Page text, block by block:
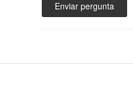
Enviar pergunta